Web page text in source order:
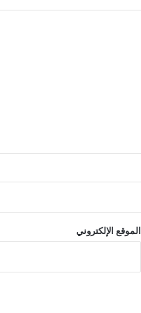
الموقع الإلكتروني